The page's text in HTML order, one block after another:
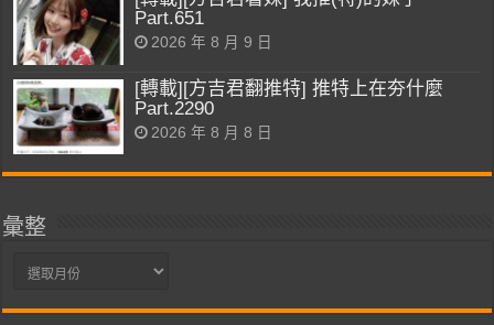
Part.651
2026 年 8 月 9 日
[轉載][方吉君翻推特] 推特上在夯什麼
Part.2290
2026 年 8 月 8 日
彙整
彙